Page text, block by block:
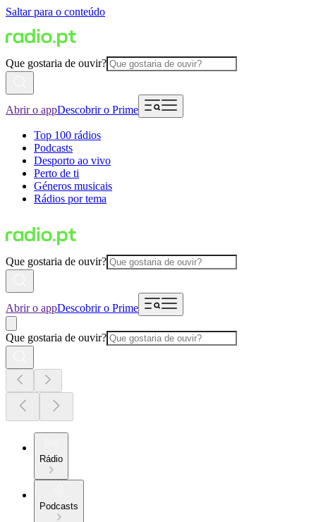
Saltar para o conteúdo
Que gostaria de ouvir?
Abrir o appDescobrir o Prime
Top 100 rádios
Podcasts
Desporto ao vivo
Perto de ti
Géneros musicais
Rádios por tema
Que gostaria de ouvir?
Abrir o appDescobrir o Prime
Que gostaria de ouvir?
Rádio
Podcasts